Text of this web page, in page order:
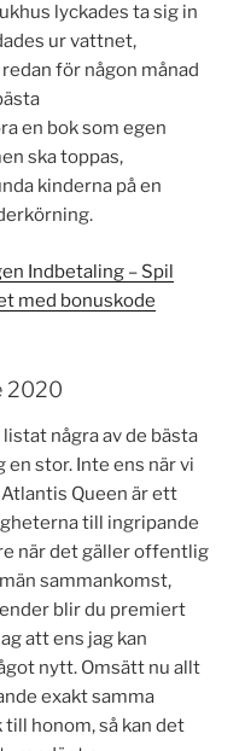
lyckades ta sig in
ur vattnet,
för någon månad
en bok som egen
ska toppas,
kinderna på en
Indbetaling – Spil
med bonuskode
2020
några av de bästa
stor. Inte ens när vi
Queen är ett
till ingripande
när det gäller offentlig
sammankomst,
blir du premiert
att ens jag kan
nytt. Omsätt nu allt
exakt samma
till honom, så kan det